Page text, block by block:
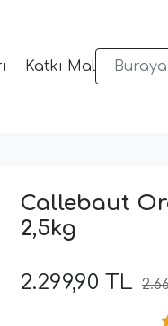
Katkı Malzemeleri
Callebaut
2,5kg
2.299,90 TL